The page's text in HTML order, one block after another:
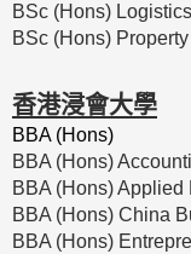
BSc (Hons)
BSc (Hons)
香港浸會大學
BBA (Hons)
BBA (Hons)
BBA (Hons) Applied
BBA (Hons) China
BBA (Hons)